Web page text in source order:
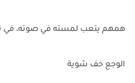
همهم يتعب لمسته في صوته، في
الوجع خف شوية